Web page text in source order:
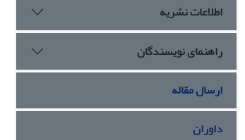
اطلاعات نشریه
راهنمای نویسندگان
ارسال مقاله
داوران